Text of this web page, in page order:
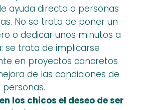
ayuda directa a personas
No se trata de poner un
o dedicar unos minutos a
se trata de implicarse
en proyectos concretos
de las condiciones de
los chicos el deseo de ser